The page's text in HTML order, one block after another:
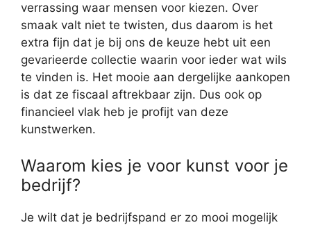
verrassing waar mensen voor kiezen. Over
smaak valt niet te twisten, dus daarom is het
extra fijn dat je bij ons de keuze hebt uit een
gevarieerde collectie waarin voor ieder wat wils
te vinden is. Het mooie aan dergelijke aankopen
is dat ze fiscaal aftrekbaar zijn. Dus ook op
financieel vlak heb je profijt van deze
kunstwerken.
Waarom kies je voor kunst voor je
bedrijf?
Je wilt dat je bedrijfspand er zo mooi mogelijk